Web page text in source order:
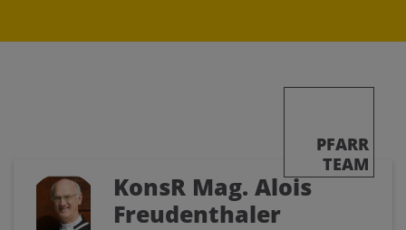
PFARR
TEAM
KonsR Mag. Alois
Freudenthaler